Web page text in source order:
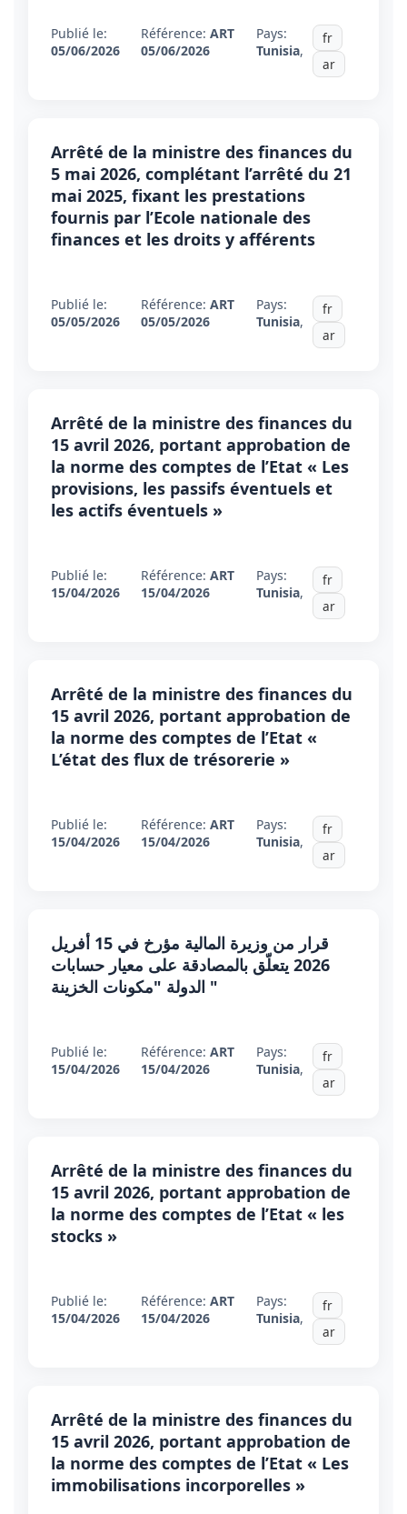
Publié le:
05/06/2026
Référence: ART
05/06/2026
Pays:
Tunisia,
fr
ar
Arrêté de la ministre des finances du
5 mai 2026, complétant l’arrêté du 21
mai 2025, fixant les prestations
fournis par l’Ecole nationale des
finances et les droits y afférents
Publié le:
05/05/2026
Référence: ART
05/05/2026
Pays:
Tunisia,
fr
ar
Arrêté de la ministre des finances du
15 avril 2026, portant approbation de
la norme des comptes de l’Etat « Les
provisions, les passifs éventuels et
les actifs éventuels »
Publié le:
15/04/2026
Référence: ART
15/04/2026
Pays:
Tunisia,
fr
ar
Arrêté de la ministre des finances du
15 avril 2026, portant approbation de
la norme des comptes de l’Etat «
L’état des flux de trésorerie »
Publié le:
15/04/2026
Référence: ART
15/04/2026
Pays:
Tunisia,
fr
ar
قرار من وزيرة المالية مؤرخ في 15 أفريل
2026 يتعلّق بالمصادقة على معيار حسابات
الدولة "مكونات الخزينة "
Publié le:
15/04/2026
Référence: ART
15/04/2026
Pays:
Tunisia,
fr
ar
Arrêté de la ministre des finances du
15 avril 2026, portant approbation de
la norme des comptes de l’Etat « les
stocks »
Publié le:
15/04/2026
Référence: ART
15/04/2026
Pays:
Tunisia,
fr
ar
Arrêté de la ministre des finances du
15 avril 2026, portant approbation de
la norme des comptes de l’Etat « Les
immobilisations incorporelles »